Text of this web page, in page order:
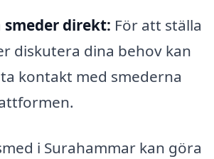
direkt: För att ställa
diskutera dina behov kan
kontakt med smederna
i Surahammar kan göra